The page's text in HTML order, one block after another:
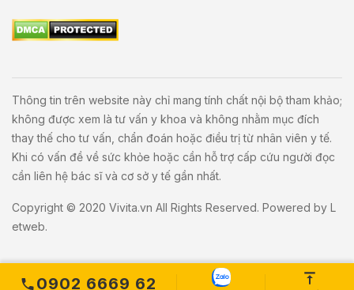
Thông tin trên website này chỉ mang tính chất nội bộ tham khảo;
không được xem là tư vấn y khoa và không nhằm mục đích
thay thế cho tư vấn, chẩn đoán hoặc điều trị từ nhân viên y tế.
Khi có vấn đề về sức khỏe hoặc cần hỗ trợ cấp cứu người đọc
cần liên hệ bác sĩ và cơ sở y tế gần nhất.
Copyright © 2020 Vivita.vn All Rights Reserved. Powered by L
etweb.
0902 6669 62